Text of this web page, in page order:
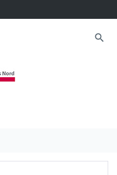
search